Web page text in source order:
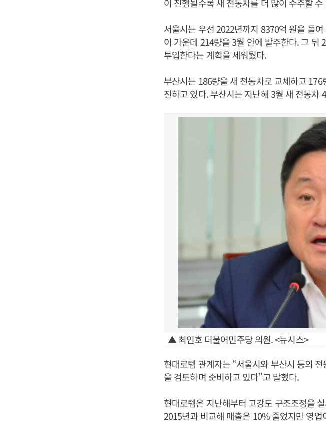
서울시는 우선 2022년까지 8370억 원을 들
이 가운데 214량을 3월 안에 발주한다. 그 뒤
투입한다는 계획을 세워뒀다.
부산시는 186량을 새 전동차로 교체하고
진하고 있다. 부산시는 지난해 3월 새 전동
▲ 최인호 더불어민주당 의원. <뉴시스>
현대로템 관계자는 “서울시와 부산시 등의
을 검토하며 준비하고 있다”고 말했다.
현대로템은 지난해부터 고강도 구조조정을
2015년과 비교해 매출은 10% 줄었지만 영